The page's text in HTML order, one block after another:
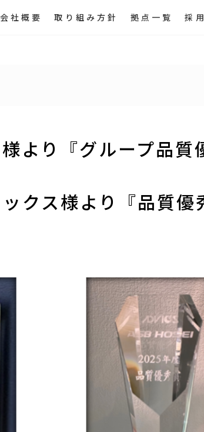
会社概要 取り組み方針 拠点一覧 採
より『グループ品質
クス様より『品質優